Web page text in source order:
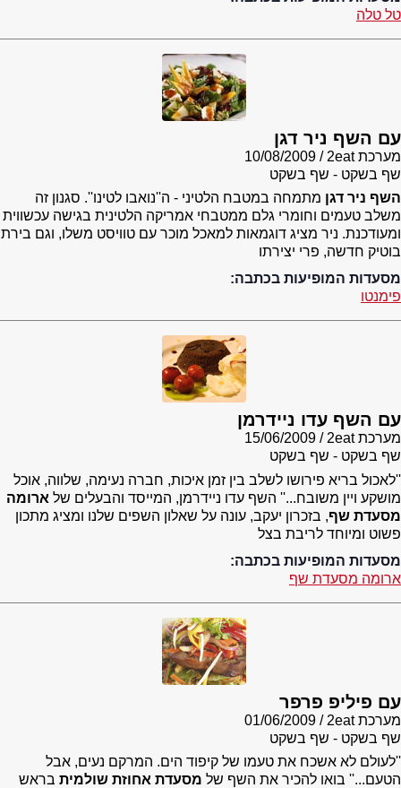
טל טלה
עם השף ניר דגן
מערכת 2eat
10/08/2009
שף בשקט - שף בשקט
השף ניר דגן מתמחה במטבח הלטיני - ה''נואבו לטינו''. סגנון זה
משלב טעמים וחומרי גלם ממטבחי אמריקה הלטינית בגישה עכשווית
ומעודכנת. ניר מציג דוגמאות למאכל מוכר עם טוויסט משלו, וגם בירת
בוטיק חדשה, פרי יצירתו
מסעדות המופיעות בכתבה:
פימנטו
עם השף עדו ניידרמן
מערכת 2eat
15/06/2009
שף בשקט - שף בשקט
''לאכול בריא פירושו לשלב בין זמן איכות, חברה נעימה, שלווה, אוכל
מושקע ויין משובח...'' השף עדו ניידרמן, המייסד והבעלים של ארומה
מסעדת שף, בזכרון יעקב, עונה על שאלון השפים שלנו ומציג מתכון
פשוט ומיוחד לריבת בצל
מסעדות המופיעות בכתבה:
ארומה מסעדת שף
עם פיליפ פרפר
מערכת 2eat
01/06/2009
שף בשקט - שף בשקט
''לעולם לא אשכח את טעמו של קיפוד הים. המרקם נעים, אבל
הטעם...'' בואו להכיר את השף של מסעדת אחוזת שולמית בראש